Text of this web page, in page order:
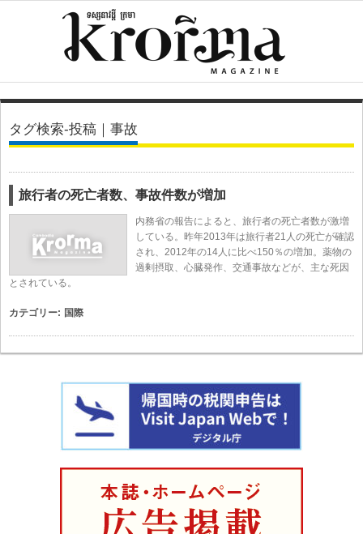
タグ検索-投稿｜事故
旅行者の死亡者数、事故件数が増加
内務省の報告によると、旅行者の死亡者数が激増
している。昨年2013年は旅行者21人の死亡が確認
され、2012年の14人に比べ150％の増加。薬物の
過剰摂取、心臓発作、交通事故などが、主な死因
とされている。
カテゴリー: 国際